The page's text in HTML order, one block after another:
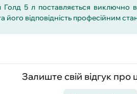
Голд 5 л поставляється виключно в
його відповідність професійним
Залиште свій відгук про